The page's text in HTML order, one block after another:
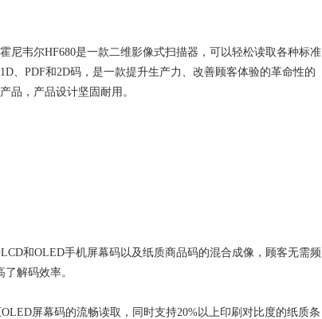
霍尼韦尔HF680是一款二维影像式扫描器，可以轻松读取各种标准
1D、PDF和2D码，是一款提升生产力、改善顾客体验的革命性的
产品，产品设计坚固耐用。
和OLED手机屏幕码以及纸质商品码的混合成像，顾客无需频
解码效率。
屏幕码的流畅读取，同时支持20%以上印刷对比度的纸质条